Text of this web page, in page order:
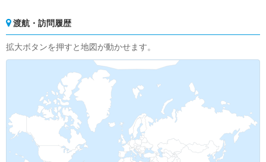
渡航・訪問履歴
拡大ボタンを押すと地図が動かせます。